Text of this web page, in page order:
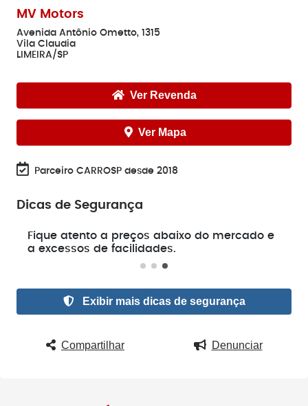
MV Motors
Avenida Antônio Ometto, 1315
Vila Claudia
LIMEIRA/SP
Ver Revenda
Ver Mapa
Parceiro CARROSP desde 2018
Dicas de Segurança
Fique atento a preços abaixo do mercado e
a excessos de facilidades.
Exibir mais dicas de segurança
Compartilhar Denunciar